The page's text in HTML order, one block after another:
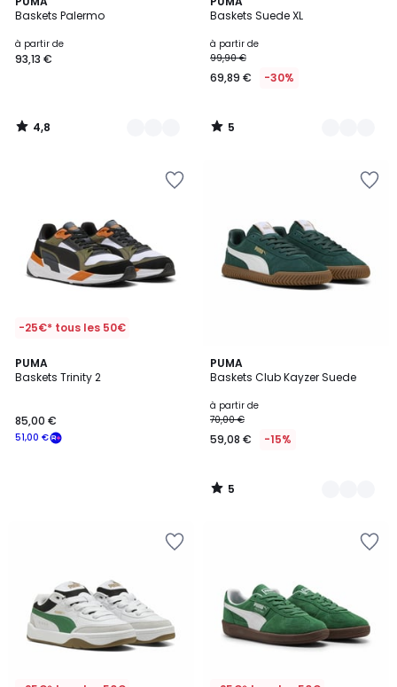
Baskets Palermo
à partir de
93,13 €
/ 5
Couleurs
4,8
/
Baskets Suede XL
à partir de
99,90 €
69,89 € -30%
/
Couleurs
5
/
-25€* tous les 50€
PUMA
Baskets Trinity 2
51,00 €
85,00 €
PUMA
Baskets Club Kayzer Suede
à partir de
70,00 €
59,08 € -15%
5
/
2
Couleurs
5
/